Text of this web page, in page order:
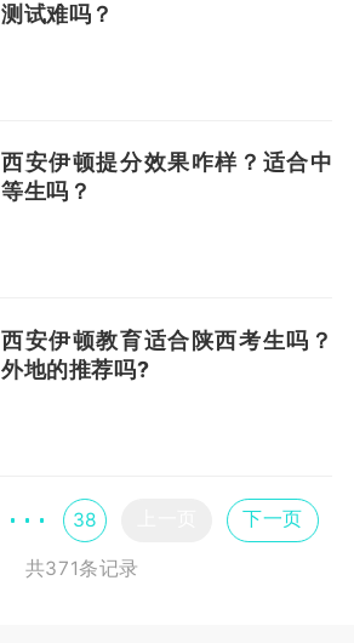
测试难吗？
西安伊顿提分效果咋样？适合中
等生吗？
西安伊顿教育适合陕西考生吗？
外地的推荐吗?
38 下一页
共371条记录